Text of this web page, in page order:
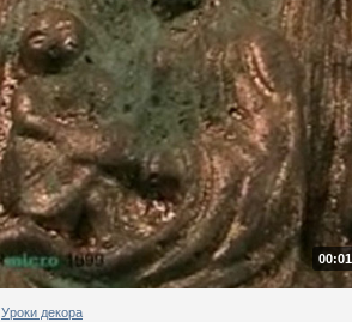
Уроки декора